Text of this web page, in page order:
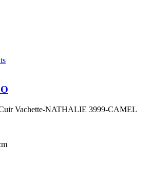
Vachette-NATHALIE 3999-CAMEL